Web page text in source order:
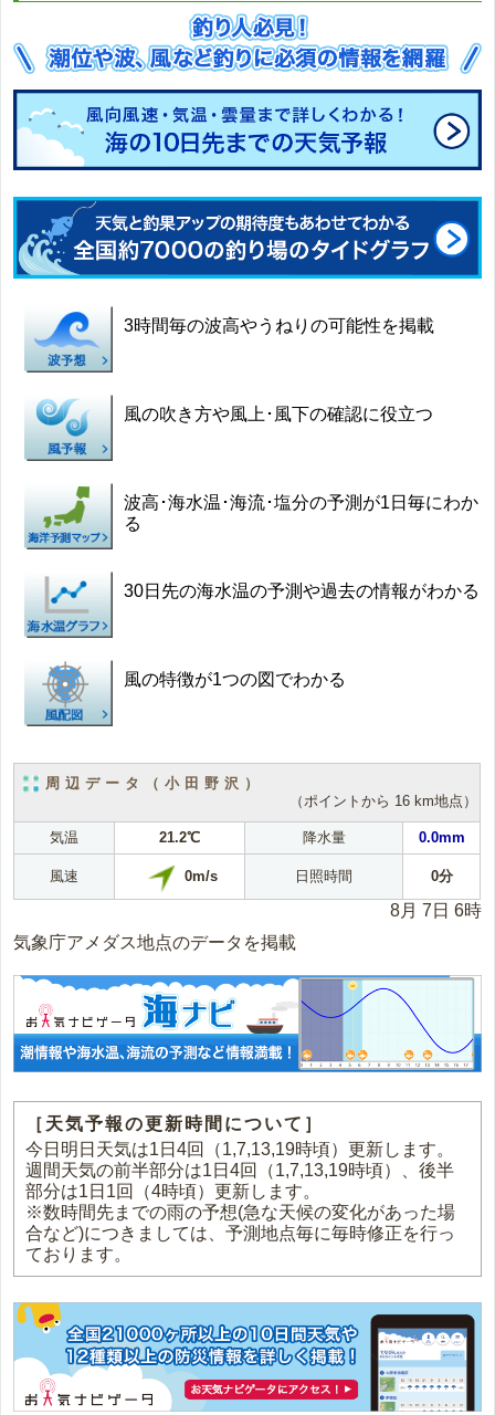
3時間毎の波高やうねりの可能性を掲載
風の吹き方や風上･風下の確認に役立つ
波高･海水温･海流･塩分の予測が1日毎にわか
る
30日先の海水温の予測や過去の情報がわかる
風の特徴が1つの図でわかる
周辺データ（小田野沢）
（ポイントから 16 km地点）
気温 21.2℃ 降水量 0.0mm
風速 0m/s 日照時間 0分
8月 7日 6時
気象庁アメダス地点のデータを掲載
［天気予報の更新時間について］
今日明日天気は1日4回（1,7,13,19時頃）更新します。
週間天気の前半部分は1日4回（1,7,13,19時頃）、後半
部分は1日1回（4時頃）更新します。
※数時間先までの雨の予想(急な天候の変化があった場
合など)につきましては、予測地点毎に毎時修正を行っ
ております。